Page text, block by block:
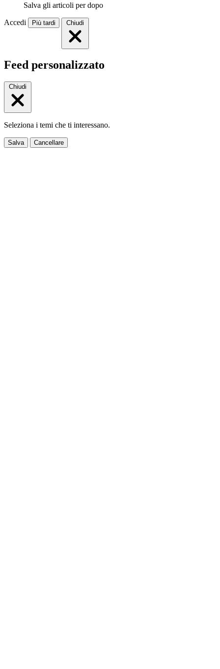
Salva gli articoli per dopo
Accedi Più tardi Chiudi
Feed personalizzato
Chiudi
Seleziona i temi che ti interessano.
Salva Cancellare